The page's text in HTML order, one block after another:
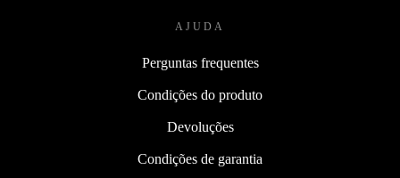
AJUDA
Perguntas frequentes
Condições do produto
Devoluções
Condições de garantia